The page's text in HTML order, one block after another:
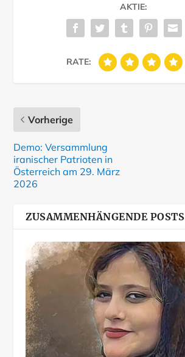
AKTIE:
RATE:
Vorherige
Demo: Versammlung
iranischer Patrioten in
Österreich am 29. März
2026
ZUSAMMENHÄNGENDE POSTS